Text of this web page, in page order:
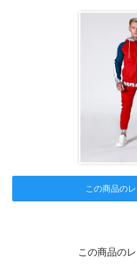
この商品の
この商品の